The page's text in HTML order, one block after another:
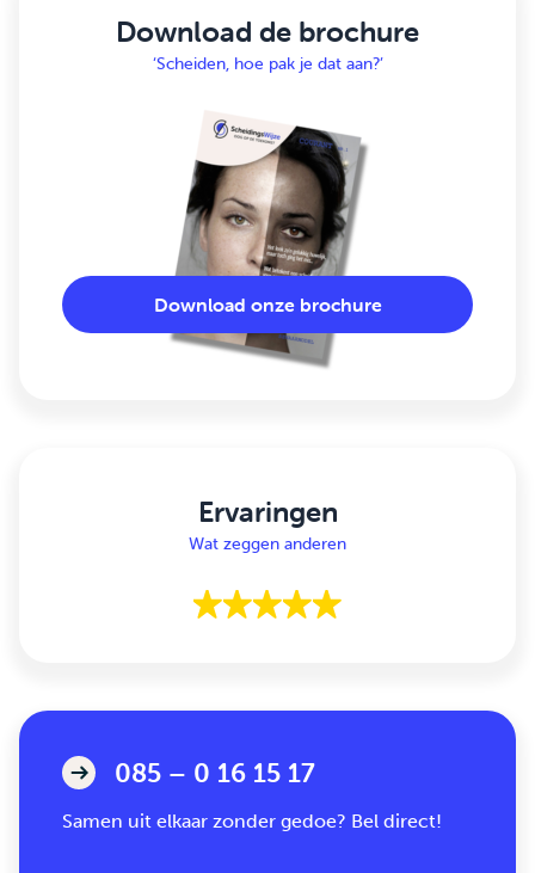
Download de brochure
‘Scheiden, hoe pak je dat aan?’
Download onze brochure
Ervaringen
Wat zeggen anderen
085 – 0 16 15 17
Samen uit elkaar zonder gedoe? Bel direct!